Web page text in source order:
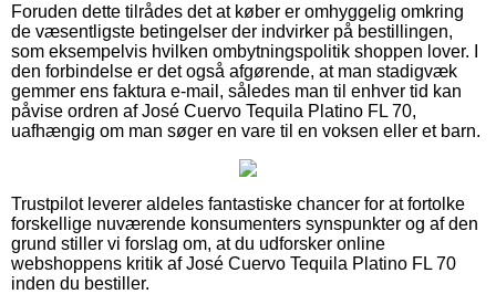
Foruden dette tilrådes det at køber er omhyggelig omkring
de væsentligste betingelser der indvirker på bestillingen,
som eksempelvis hvilken ombytningspolitik shoppen lover. I
den forbindelse er det også afgørende, at man stadigvæk
gemmer ens faktura e-mail, således man til enhver tid kan
påvise ordren af José Cuervo Tequila Platino FL 70,
uafhængig om man søger en vare til en voksen eller et barn.
Trustpilot leverer aldeles fantastiske chancer for at fortolke
forskellige nuværende konsumenters synspunkter og af den
grund stiller vi forslag om, at du udforsker online
webshoppens kritik af José Cuervo Tequila Platino FL 70
inden du bestiller.